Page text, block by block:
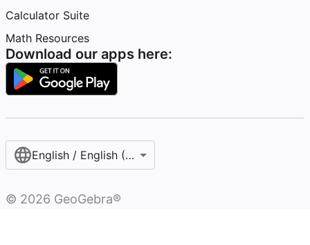
Calculator Suite
Math Resources
Download our apps here:
English / English (United States)
© 2026 GeoGebra®